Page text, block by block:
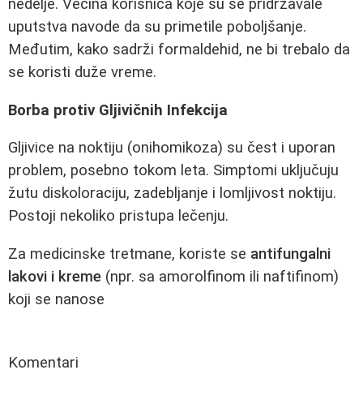
nedelje. Većina korisnica koje su se pridržavale
uputstva navode da su primetile poboljšanje.
Međutim, kako sadrži formaldehid, ne bi trebalo da
se koristi duže vreme.
Borba protiv Gljivičnih Infekcija
Gljivice na noktiju (onihomikoza) su čest i uporan
problem, posebno tokom leta. Simptomi uključuju
žutu diskoloraciju, zadebljanje i lomljivost noktiju.
Postoji nekoliko pristupa lečenju.
Za medicinske tretmane, koriste se antifungalni
lakovi i kreme (npr. sa amorolfinom ili naftifinom)
koji se nanose
Komentari